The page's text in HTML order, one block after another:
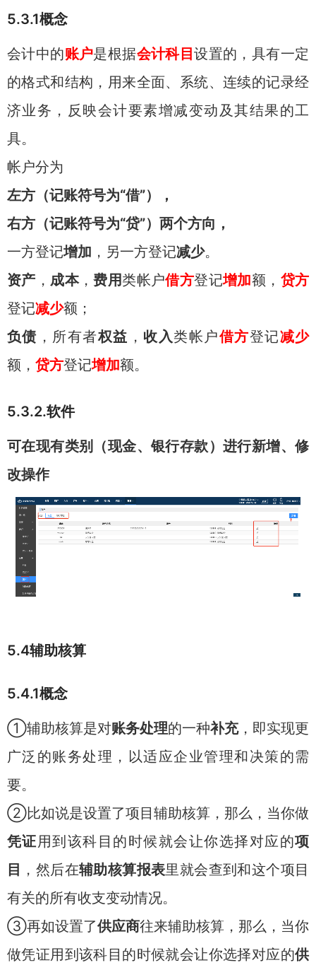
5.3.1概念
会计中的账户是根据会计科目设置的，具有一定
的格式和结构，用来全面、系统、连续的记录经
济业务，反映会计要素增减变动及其结果的工
具。
帐户分为
左方（记账符号为“借”），
右方（记账符号为“贷”）两个方向，
一方登记增加 ，另一方登记减少。
资产 ， 成本，费用类帐户借方登记增加额， 贷方
登记减少额；
负债 ，所有者权益 ，收入 类帐户借方登记减少
额， 贷方登记增加额。
5.3.2.软件
可在现有类别（现金、银行存款）进行新增、修
改操作
5.4辅助核算
5.4.1概念
①辅助核算是对账务处理的一种补充，即实现更
广泛的账务处理，以适应企业管理和决策的需
要。
②比如说是设置了项目辅助核算，那么，当你做
凭证用到该科目的时候就会让你选择对应的项
目 ，然后在辅助核算报表里就会查到和这个项目
有关的所有收支变动情况。
③再如设置了供应商往来辅助核算，那么，当你
做凭证用到该科目的时候就会让你选择对应的供